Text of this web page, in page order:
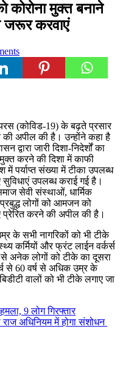
कोरोना मुक्त बनाने
जरूर करवाएं
(कोविड-19) के बढ़ते प्रसार
अपील की है। उन्होंने कहा है
जारी दिशा-निदेर्शों का
करने की दिशा में काफी
में पर्याप्त संख्या में टीका उपलब्ध
उपलब्ध कराई गई है।
सेवी संस्थाओं, धार्मिक
लोगों को आमजन को
करने की अपील की है।
के सभी नागरिकों को भी टीके
कर्मियों और फ्रंट लाईन वर्कर्स
अनेक लोगों को टीके का दूसरा
से 60 वर्ष से अधिक उम्र के
वालों को भी टीके लगाए जा
9 लोग गिरफ्तार
अधिनियम में होगा संशोधन